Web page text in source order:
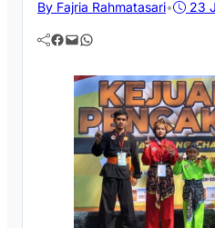
By Fajria Rahmatasari• 23
Facebook Mail WhatsApp